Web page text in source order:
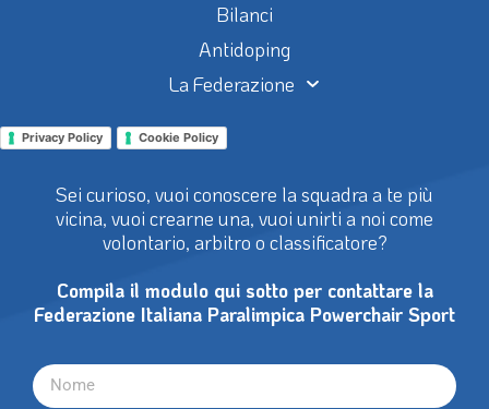
Bilanci
Antidoping
La Federazione
Privacy Policy Cookie Policy
Sei curioso, vuoi conoscere la squadra a te più
vicina, vuoi crearne una, vuoi unirti a noi come
volontario, arbitro o classificatore?
Compila il modulo qui sotto per contattare la
Federazione Italiana Paralimpica Powerchair Sport